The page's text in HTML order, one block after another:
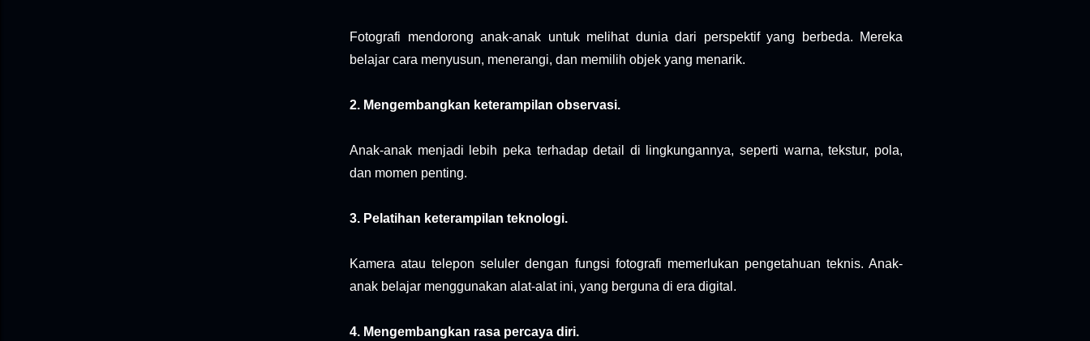
Fotografi mendorong anak-anak untuk melihat dunia dari perspektif yang berbeda. Mereka
belajar cara menyusun, menerangi, dan memilih objek yang menarik.
2. Mengembangkan keterampilan observasi.
Anak-anak menjadi lebih peka terhadap detail di lingkungannya, seperti warna, tekstur, pola,
dan momen penting.
3. Pelatihan keterampilan teknologi.
Kamera atau telepon seluler dengan fungsi fotografi memerlukan pengetahuan teknis. Anak-
anak belajar menggunakan alat-alat ini, yang berguna di era digital.
4. Mengembangkan rasa percaya diri.